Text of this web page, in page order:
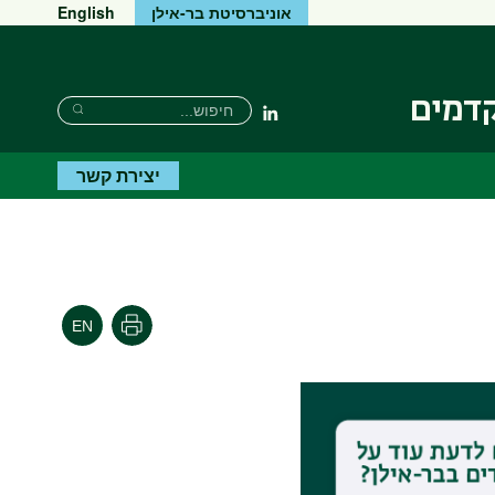
אוניברסיטת בר-אילן English
Linkedin
חיפוש
חיפוש
חיפוש
יצירת קשר
הדפסה